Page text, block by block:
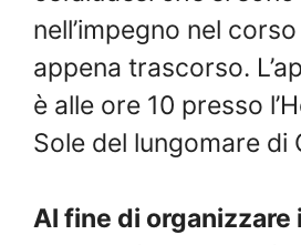
nell’impegno nel corso
appena trascorso.
è alle ore 10 presso
Sole del lungomare di
Al fine di organizzare